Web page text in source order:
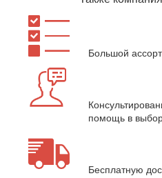
Большой
помощь в
Бесплатную